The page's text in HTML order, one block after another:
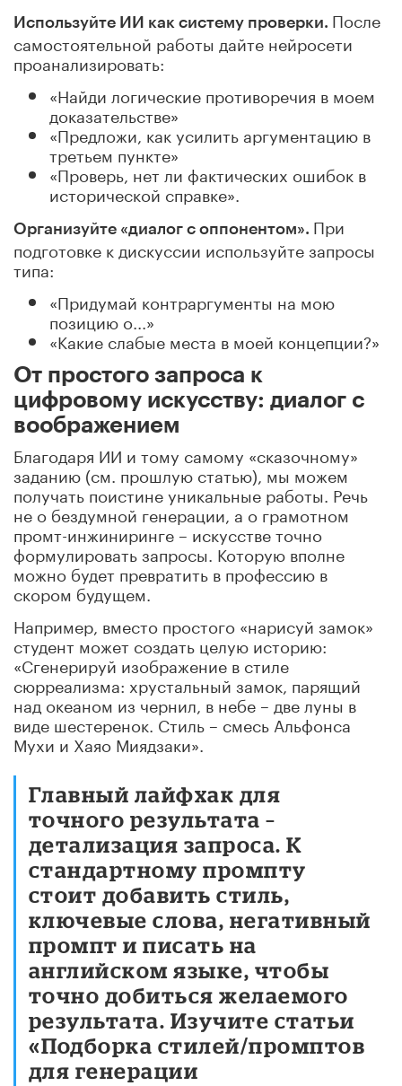
Используйте ИИ как систему проверки. После
самостоятельной работы дайте нейросети
проанализировать:
«Найди логические противоречия в моем
доказательстве»
«Предложи, как усилить аргументацию в
третьем пункте»
«Проверь, нет ли фактических ошибок в
исторической справке».
Организуйте «диалог с оппонентом». При
подготовке к дискуссии используйте запросы
типа:
«Придумай контраргументы на мою
позицию о...»
«Какие слабые места в моей концепции?»
От простого запроса к
цифровому искусству: диалог с
воображением
Благодаря ИИ и тому самому «сказочному»
заданию (см. прошлую статью), мы можем
получать поистине уникальные работы. Речь
не о бездумной генерации, а о грамотном
промт-инжиниринге – искусстве точно
формулировать запросы. Которую вполне
можно будет превратить в профессию в
скором будущем.
Например, вместо простого «нарисуй замок»
студент может создать целую историю:
«Сгенерируй изображение в стиле
сюрреализма: хрустальный замок, парящий
над океаном из чернил, в небе – две луны в
виде шестеренок. Стиль – смесь Альфонса
Мухи и Хаяо Миядзаки».
Главный лайфхак для
точного результата –
детализация запроса. К
стандартному промпту
стоит добавить стиль,
ключевые слова, негативный
промпт и писать на
английском языке, чтобы
точно добиться желаемого
результата. Изучите статьи
«Подборка стилей/промптов
для генерации